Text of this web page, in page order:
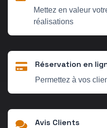
Mettez en valeur
réalisations
Réservation en
Permettez à vos
Avis Clients